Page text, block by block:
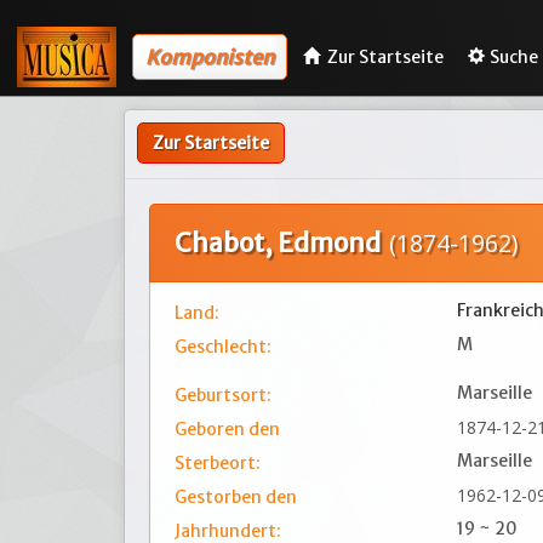
Komponisten Zur Startseite Suche
Zur Startseite
Chabot, Edmond (1874-1962)
Land:
Frankreich
Geschlecht:
M
Geburtsort:
Marseille
Geboren den
1874-12-21
Sterbeort:
Marseille
Gestorben den
1962-12-
Jahrhundert:
19 ~ 20